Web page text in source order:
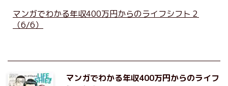
マンガでわかる年収400万円からのライフシフト２
（6/6）
マンガでわかる年収400万円からのライフ